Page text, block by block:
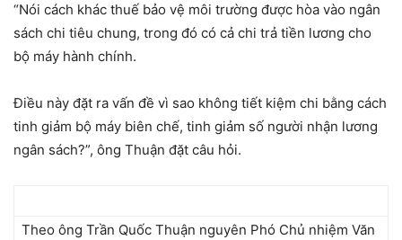
“Nói cách khác thuế bảo vệ môi trường được hòa vào ngân
sách chi tiêu chung, trong đó có cả chi trả tiền lương cho
bộ máy hành chính.
Điều này đặt ra vấn đề vì sao không tiết kiệm chi bằng cách
tinh giảm bộ máy biên chế, tinh giảm số người nhận lương
ngân sách?”, ông Thuận đặt câu hỏi.
Theo ông Trần Quốc Thuận nguyên Phó Chủ nhiệm Văn